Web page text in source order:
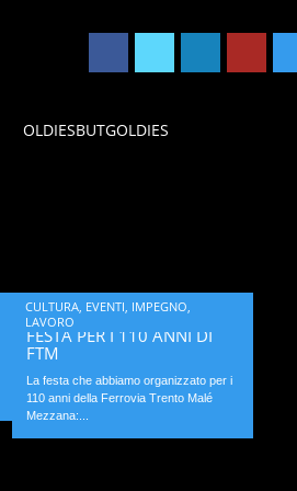
OLDIESBUTGOLDIES
CULTURA, EVENTI, IMPEGNO,
LAVORO
FESTA PER I 110 ANNI DI
FTM
La festa che abbiamo organizzato per i
110 anni della Ferrovia Trento Malé
Mezzana:...